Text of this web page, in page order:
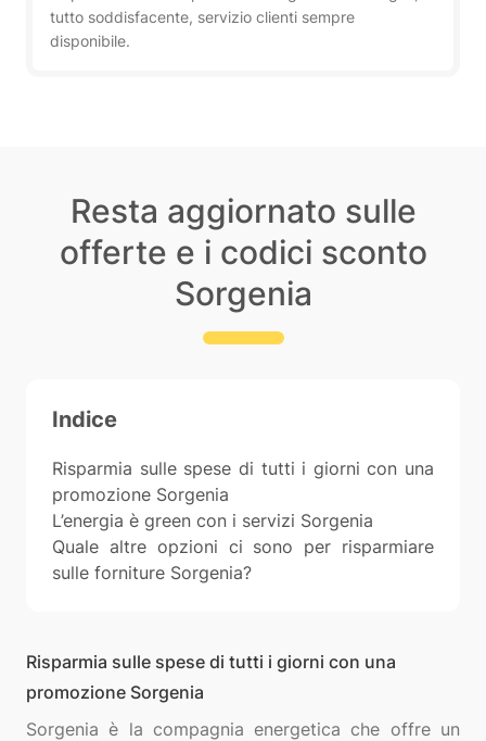
tutto soddisfacente, servizio clienti sempre
disponibile.
Resta aggiornato sulle
offerte e i codici sconto
Sorgenia
Indice
Risparmia sulle spese di tutti i giorni con una
promozione Sorgenia
L’energia è green con i servizi Sorgenia
Quale altre opzioni ci sono per risparmiare
sulle forniture Sorgenia?
Risparmia sulle spese di tutti i giorni con una
promozione Sorgenia
Sorgenia è la compagnia energetica che offre un